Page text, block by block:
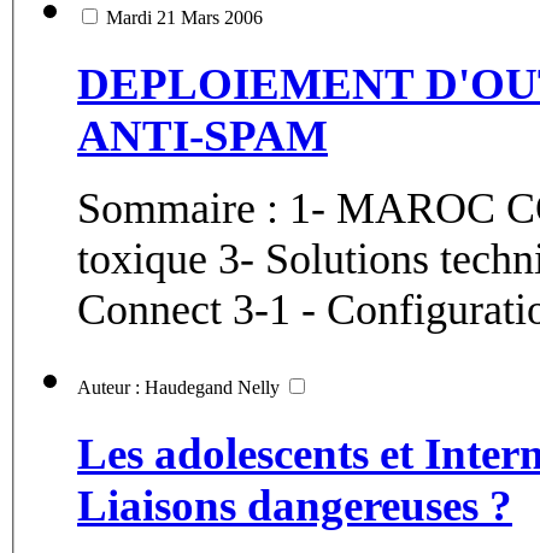
Mardi 21 Mars 2006
DEPLOIEMENT
ANTI-SPAM
Sommaire : 1- MAROC
toxique 3- Solutions
Connect 3-1 -
Auteur : Haudegand Nelly
Les adolescents et
Liaisons dangereuses ?